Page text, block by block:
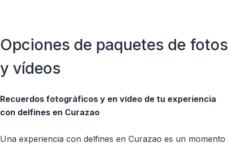
Opciones de paquetes de fotos
y vídeos
Recuerdos fotográficos y en vídeo de tu experiencia
con delfines en Curazao
Una experiencia con delfines en Curazao es un momento